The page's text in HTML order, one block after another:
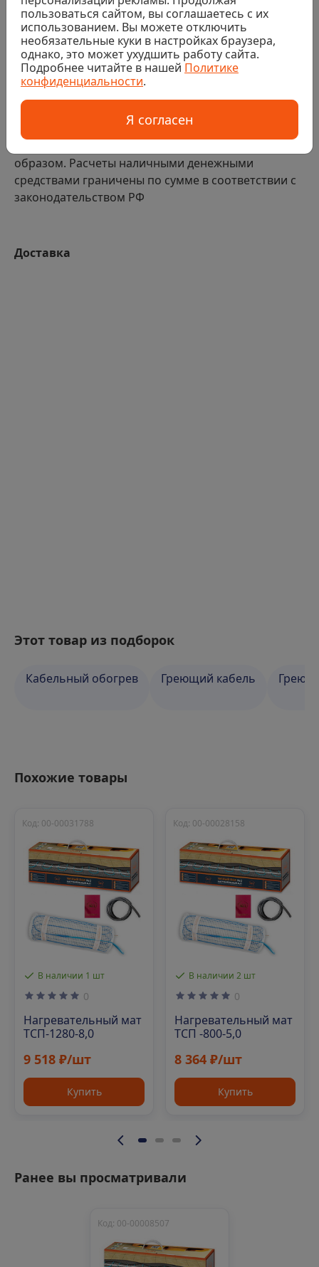
оплаты счета – до 3 дней. Срок забора товара со
склада – до 5 дней. При необходимости возможно
продление ериода оплаты счета - для этого нужно
связаться со своим менеджером.
юридическое лицо, то для получения груза
необходима доверенность от организации-
образом. Расчеты наличными денежными
средствами граничены по сумме в соответствии с
законодательством РФ
Доставка
Этот товар из подборок
Кабельный обогрев Греющий кабель
Похожие товары
В наличии 1 шт
Код: 00-00031788
0
Нагревательный мат
ТСП-1280-8,0
9 518 ₽/шт
Купить
В наличии 2 шт
Код: 00-00028158
0
Нагревательный мат
ТСП -800-5,0
8 364 ₽/шт
Купить
Ранее вы просматривали
Код: 00-00008507
пользоваться сайтом, вы соглашаетесь с их
использованием. Вы можете отключить
необязательные куки в настройках браузера,
однако, это может ухудшить работу сайта.
Подробнее читайте в нашей Политике
конфиденциальности.
Я согласен